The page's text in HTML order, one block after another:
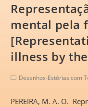
mental pela
illness by
Desenhos-Estórias com
PEREIRA, M. A. O.